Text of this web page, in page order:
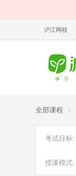
沪江网校
全部课程
考试目标:
授课模式: